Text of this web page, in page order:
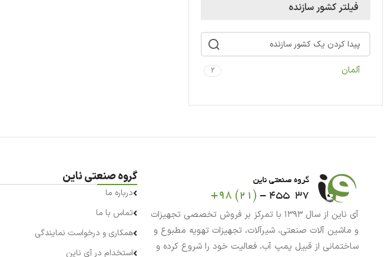
فیلتر کشور سازنده
آلمان 2
آی ناین از سال ۱۳۹۳ با تمرکز بر فروش تخصصی تجهیزات
و ماشین آلات صنعتی، شیرآلات، تجهیزات تهویه مطبوع و
ساختمانی از قبیل پمپ آب، فعالیت خود را شروع کرده و
گروه صنعتی ناین
درباره ما
تماس با ما
همکاری و درخواست نمایندگی
استخدام در آی ناین